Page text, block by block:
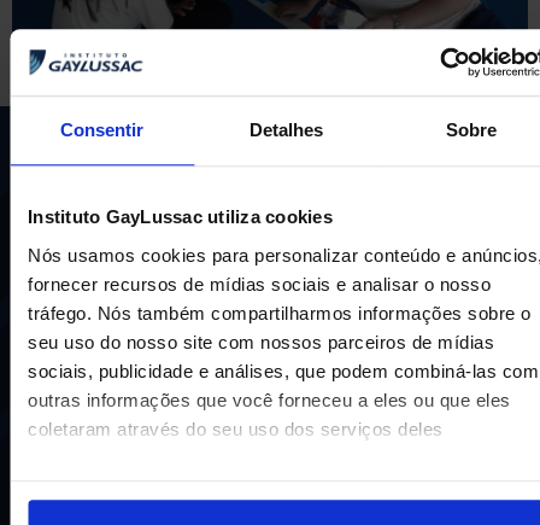
Consentir Detalhes Sobre
Instituto GayLussac utiliza cookies
Nós usamos cookies para personalizar conteúdo e
fornecer recursos de mídias sociais e analisar o nosso
tráfego. Nós também compartilharmos informações sobre o
seu uso do nosso site com nossos parceiros de mídias
sociais, publicidade e análises, que podem combiná-las com
outras informações que você forneceu a eles ou que eles
coletaram através do seu uso dos serviços deles
Uma escola com mais de 70 anos de tradição e
compromisso de oferecer aos nossos alunos uma
educação inovadora e de vanguarda. A excelência está em
nosso DNA e por isso temos 16 anos como líderes do
ENEM em Niterói, somos a segunda melhor escola do